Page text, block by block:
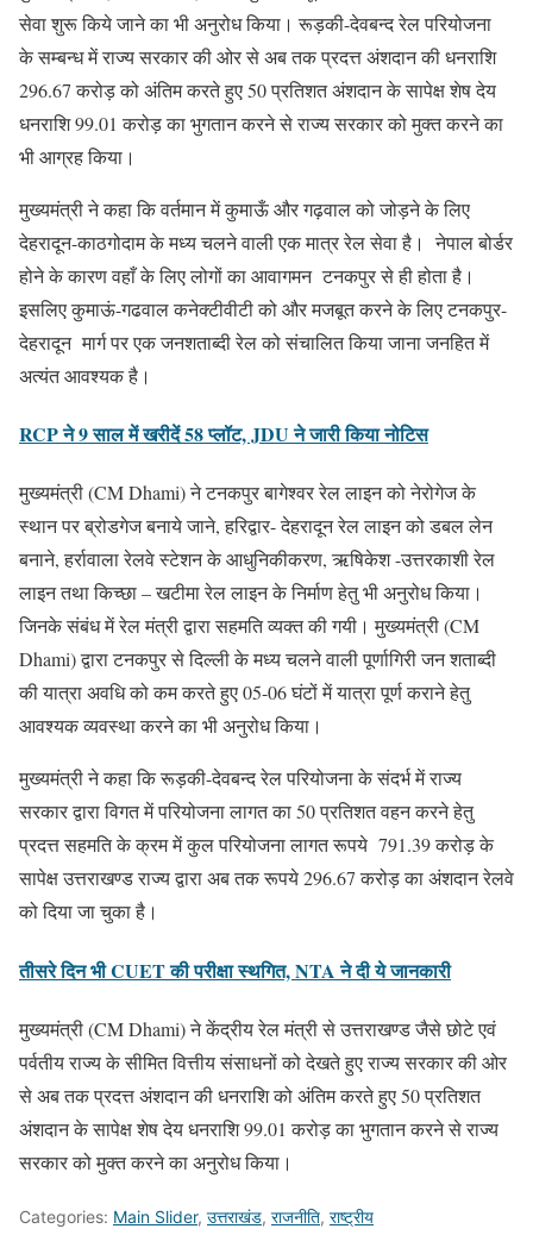
सेवा शुरू किये जाने का भी अनुरोध किया। रूड़की-देवबन्द रेल परियोजना
के सम्बन्ध में राज्य सरकार की ओर से अब तक प्रदत्त अंशदान की धनराशि
296.67 करोड़ को अंतिम करते हुए 50 प्रतिशत अंशदान के सापेक्ष शेष देय
धनराशि 99.01 करोड़ का भुगतान करने से राज्य सरकार को मुक्त करने का
भी आग्रह किया।
मुख्यमंत्री ने कहा कि वर्तमान में कुमाऊँ और गढ़वाल को जोड़ने के लिए
देहरादून-काठगोदाम के मध्य चलने वाली एक मात्र रेल सेवा है। नेपाल बोर्डर
होने के कारण वहाँ के लिए लोगों का आवागमन टनकपुर से ही होता है।
इसलिए कुमाऊं-गढवाल कनेक्टीवीटी को और मजबूत करने के लिए टनकपुर-
देहरादून मार्ग पर एक जनशताब्दी रेल को संचालित किया जाना जनहित में
अत्यंत आवश्यक है।
RCP ने 9 साल में खरीदें 58 प्लॉट, JDU ने जारी किया नोटिस
मुख्यमंत्री (CM Dhami) ने टनकपुर बागेश्वर रेल लाइन को नेरोगेज के
स्थान पर ब्रोडगेज बनाये जाने, हरिद्वार- देहरादून रेल लाइन को डबल लेन
बनाने, हर्रावाला रेलवे स्टेशन के आधुनिकीकरण, ऋषिकेश -उत्तरकाशी रेल
लाइन तथा किच्छा – खटीमा रेल लाइन के निर्माण हेतु भी अनुरोध किया।
जिनके संबंध में रेल मंत्री द्वारा सहमति व्यक्त की गयी। मुख्यमंत्री (CM
Dhami) द्वारा टनकपुर से दिल्ली के मध्य चलने वाली पूर्णागिरी जन शताब्दी
की यात्रा अवधि को कम करते हुए 05-06 घंटों में यात्रा पूर्ण कराने हेतु
आवश्यक व्यवस्था करने का भी अनुरोध किया।
मुख्यमंत्री ने कहा कि रूड़की-देवबन्द रेल परियोजना के संदर्भ में राज्य
सरकार द्वारा विगत में परियोजना लागत का 50 प्रतिशत वहन करने हेतु
प्रदत्त सहमति के क्रम में कुल परियोजना लागत रूपये 791.39 करोड़ के
सापेक्ष उत्तराखण्ड राज्य द्वारा अब तक रूपये 296.67 करोड़ का अंशदान रेलवे
को दिया जा चुका है।
तीसरे दिन भी CUET की परीक्षा स्थगित, NTA ने दी ये जानकारी
मुख्यमंत्री (CM Dhami) ने केंद्रीय रेल मंत्री से उत्तराखण्ड जैसे छोटे एवं
पर्वतीय राज्य के सीमित वित्तीय संसाधनों को देखते हुए राज्य सरकार की ओर
से अब तक प्रदत्त अंशदान की धनराशि को अंतिम करते हुए 50 प्रतिशत
अंशदान के सापेक्ष शेष देय धनराशि 99.01 करोड़ का भुगतान करने से राज्य
सरकार को मुक्त करने का अनुरोध किया।
Categories: Main Slider, उत्तराखंड, राजनीति, राष्ट्रीय